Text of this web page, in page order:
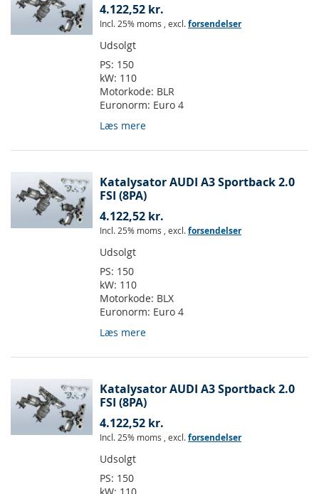
4.122,52 kr.
Incl. 25% moms , excl.forsendelser
Udsolgt
PS: 150
kW: 110
Motorkode: BLR
Euronorm: Euro 4
Læs mere
Katalysator AUDI A3 Sportback 2.0
FSI (8PA)
4.122,52 kr.
Incl. 25% moms , excl.forsendelser
Udsolgt
PS: 150
kW: 110
Motorkode: BLX
Euronorm: Euro 4
Læs mere
Katalysator AUDI A3 Sportback 2.0
FSI (8PA)
4.122,52 kr.
Incl. 25% moms , excl.forsendelser
Udsolgt
PS: 150